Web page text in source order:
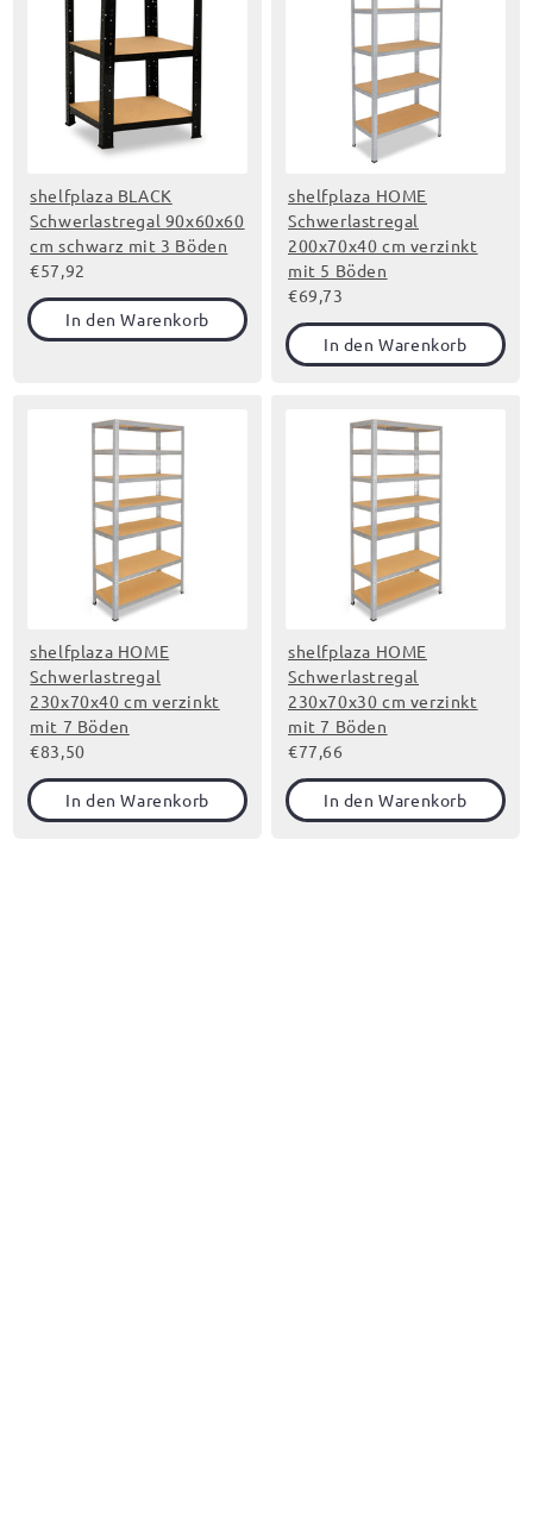
shelfplaza BLACK
Schwerlastregal 90x60x60
cm schwarz mit 3 Böden
€57,92
In den Warenkorb
shelfplaza HOME
Schwerlastregal
200x70x40 cm verzinkt
mit 5 Böden
€69,73
In den Warenkorb
shelfplaza HOME
Schwerlastregal
230x70x40 cm verzinkt
mit 7 Böden
€83,50
In den Warenkorb
shelfplaza HOME
Schwerlastregal
230x70x30 cm verzinkt
mit 7 Böden
€77,66
In den Warenkorb